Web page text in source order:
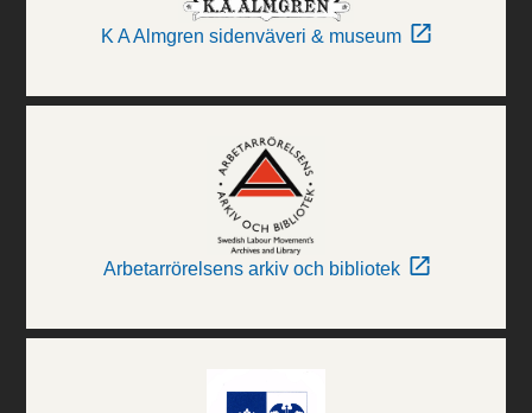
K A Almgren sidenväveri & museum
Arbetarrörelsens arkiv och bibliotek